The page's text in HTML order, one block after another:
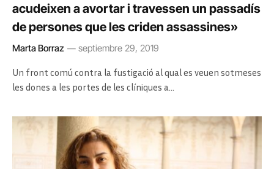
acudeixen a avortar i travessen un passadís
de persones que les criden assassines»
Marta Borraz septiembre 29, 2019
Un front comú contra la fustigació al qual es veuen sotmeses
les dones a les portes de les clíniques a…